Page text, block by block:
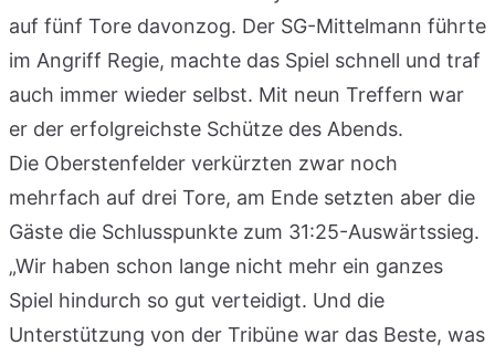
auf fünf Tore davonzog. Der SG-Mittelmann führte
im Angriff Regie, machte das Spiel schnell und traf
auch immer wieder selbst. Mit neun Treffern war
er der erfolgreichste Schütze des Abends.
Die Oberstenfelder verkürzten zwar noch
mehrfach auf drei Tore, am Ende setzten aber die
Gäste die Schlusspunkte zum 31:25-Auswärtssieg.
„Wir haben schon lange nicht mehr ein ganzes
Spiel hindurch so gut verteidigt. Und die
Unterstützung von der Tribüne war das Beste, was